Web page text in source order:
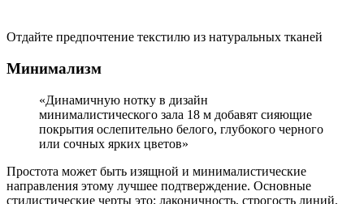
Отдайте предпочтение текстилю из натуральных тканей
Минимализм
«Динамичную нотку в дизайн
минималистического зала 18 м добавят сияющие
покрытия ослепительно белого, глубокого черного
или сочных ярких цветов»
Простота может быть изящной и минималистические
направления этому лучшее подтверждение. Основные
стилистические черты это: лаконичность, строгость линий,